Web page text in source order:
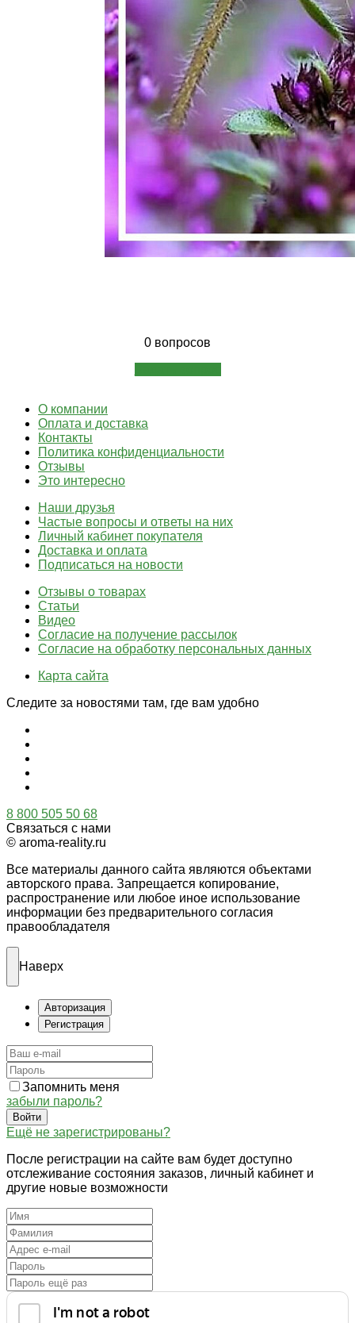
0 вопросов
О компании
Оплата и доставка
Контакты
Политика конфиденциальности
Отзывы
Это интересно
Наши друзья
Частые вопросы и ответы на них
Личный кабинет покупателя
Доставка и оплата
Подписаться на новости
Отзывы о товарах
Статьи
Видео
Согласие на получение рассылок
Согласие на обработку персональных данных
Карта сайта
Следите за новостями там, где вам удобно
8 800 505 50 68
Связаться с нами
© aroma-reality.ru
Все материалы данного сайта являются объектами
авторского права. Запрещается копирование,
распространение или любое иное использование
информации без предварительного согласия
правообладателя
Наверх
Авторизация
Регистрация
Запомнить меня
забыли пароль?
Войти
Ещё не зарегистрированы?
После регистрации на сайте вам будет доступно
отслеживание состояния заказов, личный кабинет и
другие новые возможности